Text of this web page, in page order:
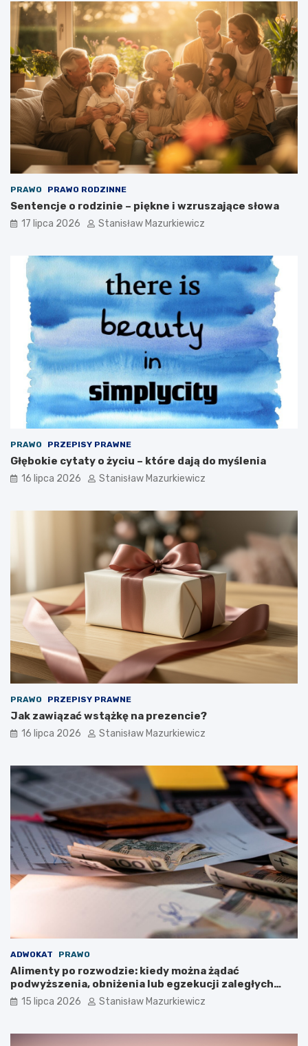
PRAWO PRAWO RODZINNE
Sentencje o rodzinie – piękne i wzruszające słowa
17 lipca 2026 Stanisław Mazurkiewicz
PRAWO PRZEPISY PRAWNE
Głębokie cytaty o życiu – które dają do myślenia
16 lipca 2026 Stanisław Mazurkiewicz
PRAWO PRZEPISY PRAWNE
Jak zawiązać wstążkę na prezencie?
16 lipca 2026 Stanisław Mazurkiewicz
ADWOKAT PRAWO
Alimenty po rozwodzie: kiedy można żądać
podwyższenia, obniżenia lub egzekucji zaległych
płatności?
15 lipca 2026 Stanisław Mazurkiewicz